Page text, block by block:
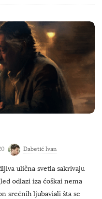
Dabetić Ivan
ulična svetla sakrivaju
odlazi iza ćoškai nema
srećnih ljubaviali šta se